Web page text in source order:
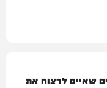
שאיים לרצוח את